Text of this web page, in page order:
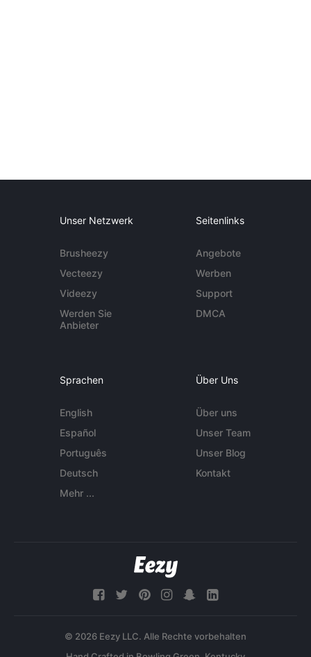
Unser Netzwerk
Brusheezy
Vecteezy
Videezy
Werden Sie
Anbieter
Seitenlinks
Angebote
Werben
Support
DMCA
Sprachen
English
Español
Português
Deutsch
Mehr ...
Über Uns
Über uns
Unser Team
Unser Blog
Kontakt
© 2026 Eezy LLC. Alle Rechte vorbehalten